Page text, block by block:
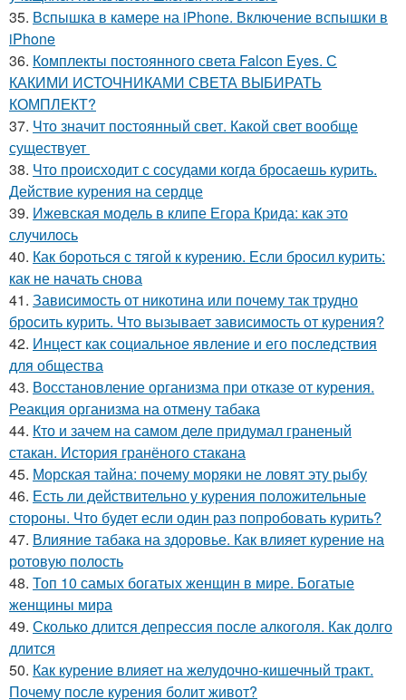
35. Вспышка в камере на iPhone. Включение вспышки в
iPhone
36. Комплекты постоянного света Falcon Eyes. С
КАКИМИ ИСТОЧНИКАМИ СВЕТА ВЫБИРАТЬ
КОМПЛЕКТ?
37. Что значит постоянный свет. Какой свет вообще
существует
38. Что происходит с сосудами когда бросаешь курить.
Действие курения на сердце
39. Ижевская модель в клипе Егора Крида: как это
случилось
40. Как бороться с тягой к курению. Если бросил курить:
как не начать снова
41. Зависимость от никотина или почему так трудно
бросить курить. Что вызывает зависимость от курения?
42. Инцест как социальное явление и его последствия
для общества
43. Восстановление организма при отказе от курения.
Реакция организма на отмену табака
44. Кто и зачем на самом деле придумал граненый
стакан. История гранёного стакана
45. Морская тайна: почему моряки не ловят эту рыбу
46. Есть ли действительно у курения положительные
стороны. Что будет если один раз попробовать курить?
47. Влияние табака на здоровье. Как влияет курение на
ротовую полость
48. Топ 10 самых богатых женщин в мире. Богатые
женщины мира
49. Сколько длится депрессия после алкоголя. Как долго
длится
50. Как курение влияет на желудочно-кишечный тракт.
Почему после курения болит живот?